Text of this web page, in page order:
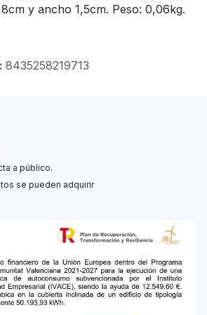
y ancho 1,5cm. Peso: 0,06kg.
8435258219713
a público.
se pueden adquirir